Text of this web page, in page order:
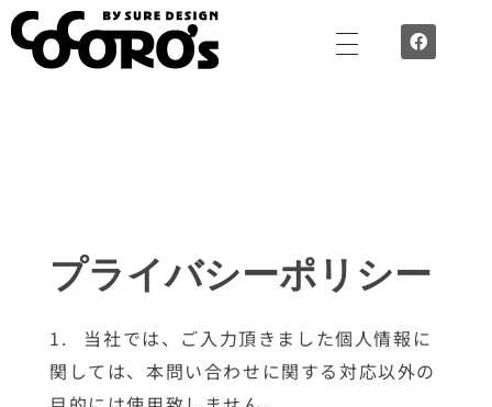
プライバシーポリシー
当社では、ご入力頂きました個人情報に
関しては、本問い合わせに関する対応以外の